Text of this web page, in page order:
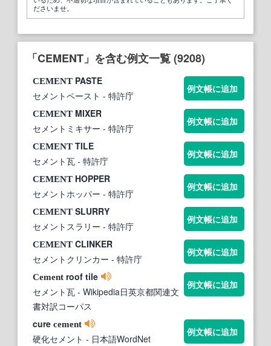
ださいませ。
「CEMENT」を含む例文一覧 (9208)
CEMENT PASTE
セメントペースト - 特許庁
例文帳に追加
CEMENT MIXER
セメントミキサー - 特許庁
例文帳に追加
CEMENT TILE
セメント瓦 - 特許庁
例文帳に追加
CEMENT HOPPER
セメントホッパー - 特許庁
例文帳に追加
CEMENT SLURRY
セメントスラリー - 特許庁
例文帳に追加
CEMENT CLINKER
セメントクリンカー - 特許庁
例文帳に追加
Cement roof tile
セメント瓦 - Wikipedia日英京都関連文
書対訳コーパス
例文帳に追加
cure cement
硬化セメント - 日本語WordNet
例文帳に追加